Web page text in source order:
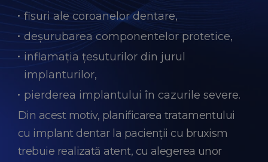
fisuri ale coroanelor dentare,
deșurubarea componentelor protetice,
inflamația țesuturilor din jurul
implanturilor,
pierderea implantului în cazurile severe.
Din acest motiv, planificarea tratamentului
cu implant dentar la pacienții cu bruxism
trebuie realizată atent, cu alegerea unor